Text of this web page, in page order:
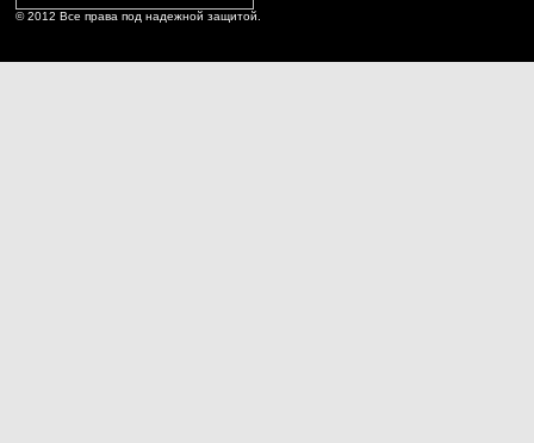
© 2012 Все права под надежной защитой.